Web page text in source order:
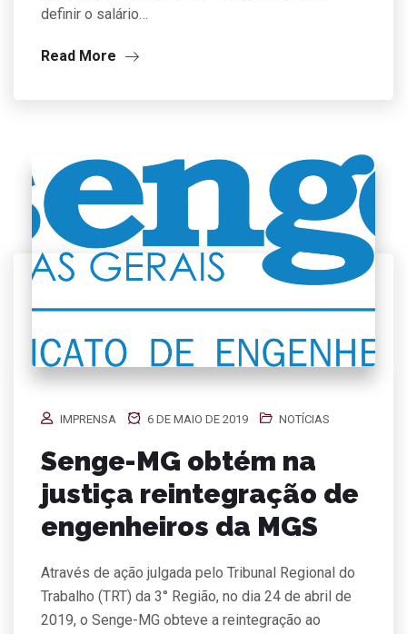
definir o salário…
Read More
IMPRENSA 6 DE MAIO DE 2019 NOTÍCIAS
Senge-MG obtém na
justiça reintegração de
engenheiros da MGS
Através de ação julgada pelo Tribunal Regional do
Trabalho (TRT) da 3° Região, no dia 24 de abril de
2019, o Senge-MG obteve a reintegração ao